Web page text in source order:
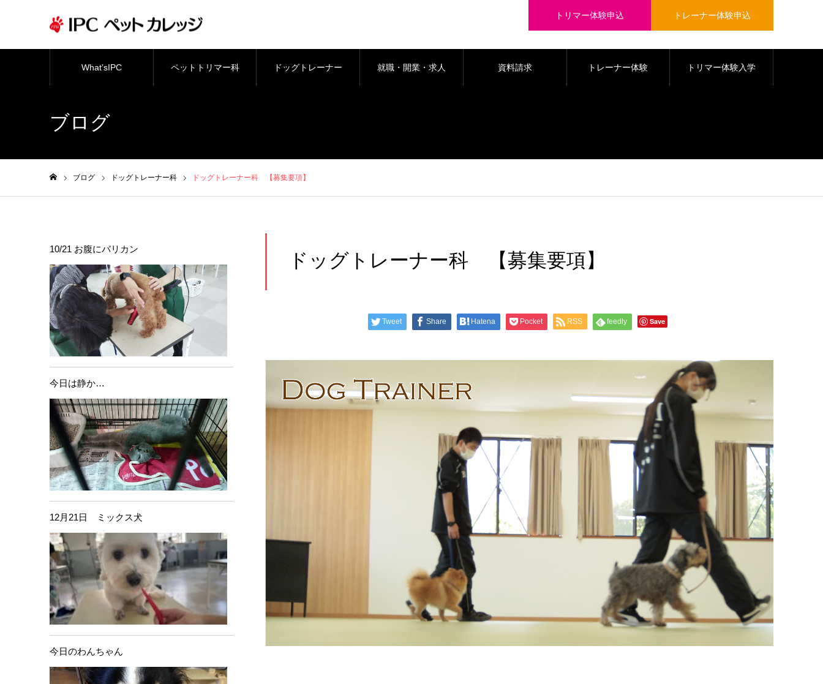
トリマー体験申込 トレーナー体験申込
What’sIPC ペットトリマー科 ドッグトレーナー 就職・開業・求人 資料請求 トレーナー体験 トリマー体験入学
ブログ
ブログ ドッグトレーナー科 ドッグトレーナー科 【募集要項】
ドッグトレーナー科 【募集要項】
Tweet Share Hatena Pocket RSS feedly Save
10/21 お腹にバリカン
今日は静か…
12月21日 ミックス犬
今日のわんちゃん